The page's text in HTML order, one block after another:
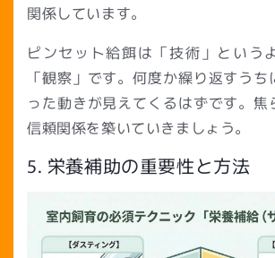
関係しています。
ピンセット給餌は「技術」という
「観察」です。何度か繰り返すう
った動きが見えてくるはずです。焦
信頼関係を築いていきましょう。
5. 栄養補助の重要性と方法